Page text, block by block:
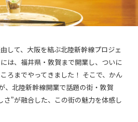
して、大阪を結ぶ北陸新幹線プロジェ
は、福井県・敦賀まで開業し、ついに
ろまでやってきました！ そこで、かん
、北陸新幹線開業で話題の街・敦賀
さ”が融合した、この街の魅力を体感し